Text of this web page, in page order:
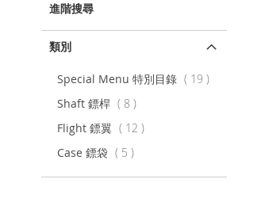
進階搜尋
類別
Special Menu 特別目錄 19 項
Shaft 鏢桿 8 項
Flight 鏢翼 12 項
Case 鏢袋 5 項